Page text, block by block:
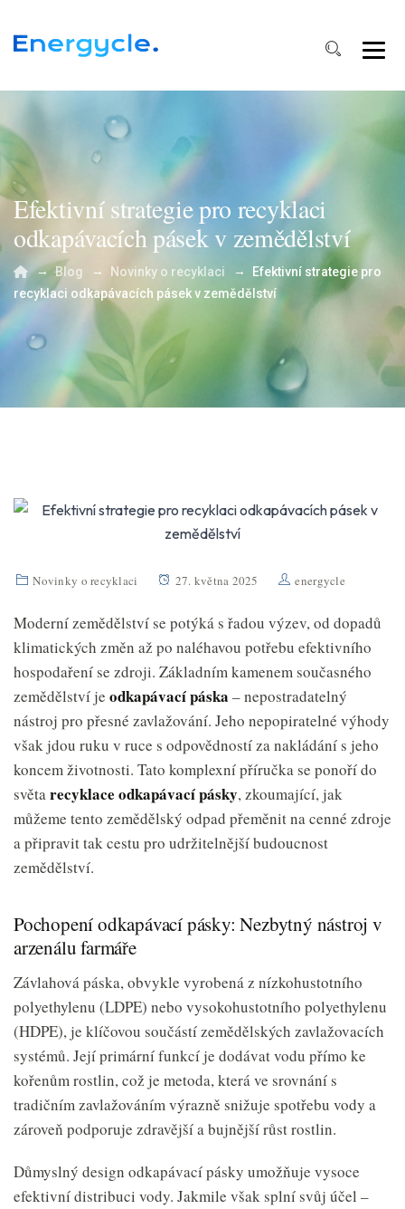
Efektivní strategie pro recyklaci
odkapávacích pásek v zemědělství
→Blog → Novinky o recyklaci →
Efektivní strategie pro
recyklaci odkapávacích pásek v zemědělství
Novinky o recyklaci 27. května 2025 energycle
Moderní zemědělství se potýká s řadou výzev, od dopadů
klimatických změn až po naléhavou potřebu efektivního
hospodaření se zdroji. Základním kamenem současného
zemědělství je odkapávací páska – nepostradatelný
nástroj pro přesné zavlažování. Jeho nepopiratelné výhody
však jdou ruku v ruce s odpovědností za nakládání s jeho
koncem životnosti. Tato komplexní příručka se ponoří do
světarecyklace odkapávací pásky, zkoumající, jak
můžeme tento zemědělský odpad přeměnit na cenné zdroje
a připravit tak cestu pro udržitelnější budoucnost
zemědělství.
Pochopení odkapávací pásky: Nezbytný nástroj v
arzenálu farmáře
Závlahová páska, obvykle vyrobená z nízkohustotního
polyethylenu (LDPE) nebo vysokohustotního polyethylenu
(HDPE), je klíčovou součástí zemědělských zavlažovacích
systémů. Její primární funkcí je dodávat vodu přímo ke
kořenům rostlin, což je metoda, která ve srovnání s
tradičním zavlažováním výrazně snižuje spotřebu vody a
zároveň podporuje zdravější a bujnější růst rostlin.
Důmyslný design odkapávací pásky umožňuje vysoce
efektivní distribuci vody. Jakmile však splní svůj účel –